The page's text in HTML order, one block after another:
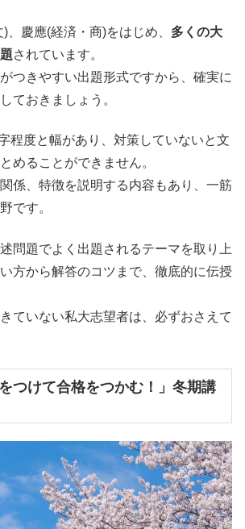
、慶應(経済・商)をはじめ、 多くの大
されています。
つきやすい出題形式ですから、確実に
ておきましょう。
程度と幅があり、対策していないと文
めることができません。
係、特徴を説明する内容もあり、一筋
です。
問題でよく出題されるテーマを取り上
方から解答のコツまで、徹底的に伝授
ていない私大志望者は、必ずおさえて
つけて合格をつかむ！」冬期講